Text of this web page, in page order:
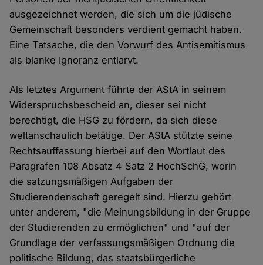
ausgezeichnet werden, die sich um die jüdische
Gemeinschaft besonders verdient gemacht haben.
Eine Tatsache, die den Vorwurf des Antisemitismus
als blanke Ignoranz entlarvt.
Als letztes Argument führte der AStA in seinem
Widerspruchsbescheid an, dieser sei nicht
berechtigt, die HSG zu fördern, da sich diese
weltanschaulich betätige. Der AStA stützte seine
Rechtsauffassung hierbei auf den Wortlaut des
Paragrafen 108 Absatz 4 Satz 2 HochSchG, worin
die satzungsmäßigen Aufgaben der
Studierendenschaft geregelt sind. Hierzu gehört
unter anderem, "die Meinungsbildung in der Gruppe
der Studierenden zu ermöglichen" und "auf der
Grundlage der verfassungsmäßigen Ordnung die
politische Bildung, das staatsbürgerliche